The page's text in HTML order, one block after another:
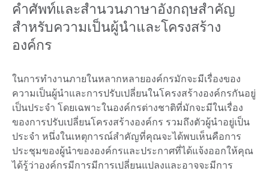
คำศัพท์และสำนวนภาษาอังกฤษสำคัญ
สำหรับความเป็นผู้นำและโครงสร้าง
องค์กร
ในการทำงานภายในหลากหลายองค์กรมักจะมีเรื่องของ
ความเป็นผู้นำและการปรับเปลี่ยนในโครงสร้างองค์กรกันอยู่
เป็นประจำ โดยเฉพาะในองค์กรต่างชาติที่มักจะมีในเรื่อง
ของการปรับเปลี่ยนโครงสร้างองค์กร รวมถึงตัวผู้นำอยู่เป็น
ประจำ หนึ่งในเหตุการณ์สำคัญที่คุณจะได้พบเห็นคือการ
ประชุมของผู้นำขององค์กรและประกาศที่ได้แจ้งออกให้คุณ
ได้รู้ว่าองค์กรมีการมีการเปลี่ยนแปลงและอาจจะมีการ